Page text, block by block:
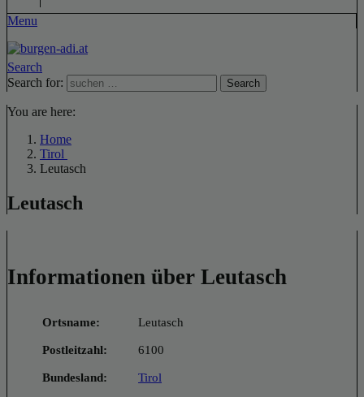
Menu
Search
Search for:
Search
You are here:
Home
Tirol
Leutasch
Leutasch
Informationen über Leutasch
Ortsname: Leutasch
Postleitzahl: 6100
Bundesland: Tirol